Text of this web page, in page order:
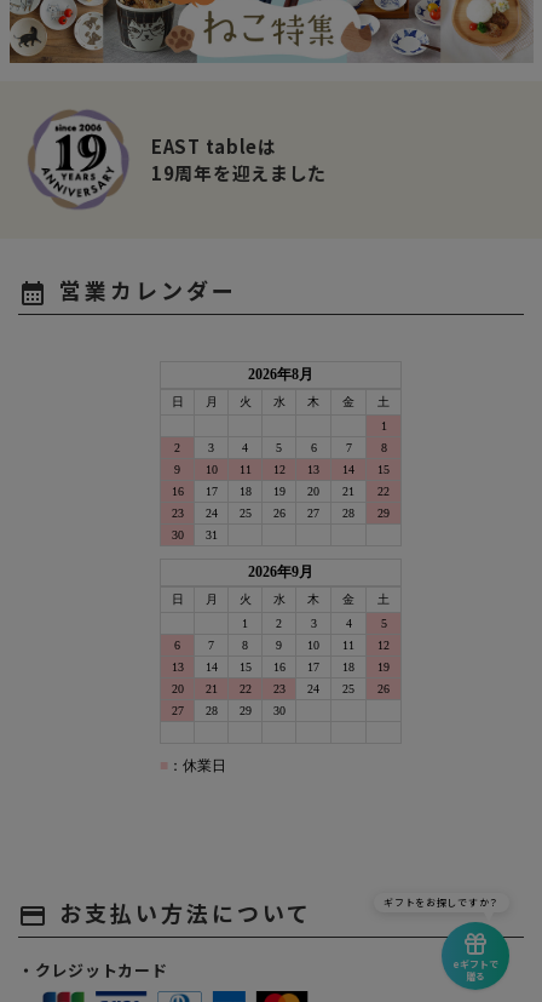
EAST tableは
19周年を迎えました
calendar_month 営業カレンダー
payment お支払い方法について
・クレジットカード
eギフトで
贈る
ギフトをお探しですか？